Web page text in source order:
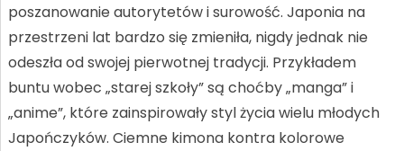
poszanowanie autorytetów i surowość. Japonia na
przestrzeni lat bardzo się zmieniła, nigdy jednak nie
odeszła od swojej pierwotnej tradycji. Przykładem
buntu wobec „starej szkoły” są choćby „manga” i
„anime”, które zainspirowały styl życia wielu młodych
Japończyków. Ciemne kimona kontra kolorowe